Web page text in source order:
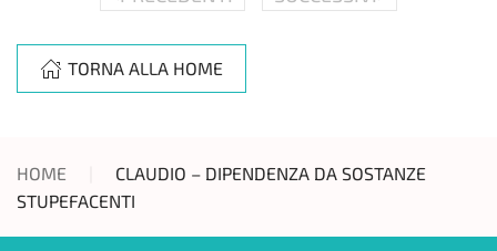
TORNA ALLA HOME
HOME
CLAUDIO – DIPENDENZA DA SOSTANZE
STUPEFACENTI